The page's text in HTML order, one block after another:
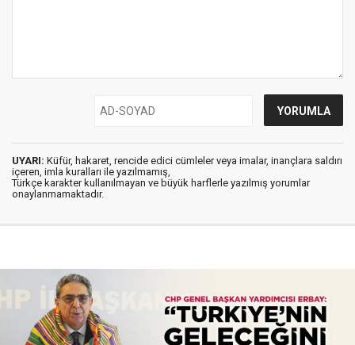
UYARI: Küfür, hakaret, rencide edici cümleler veya imalar, inançlara saldırı
içeren, imla kuralları ile yazılmamış,
Türkçe karakter kullanılmayan ve büyük harflerle yazılmış yorumlar
onaylanmamaktadır.